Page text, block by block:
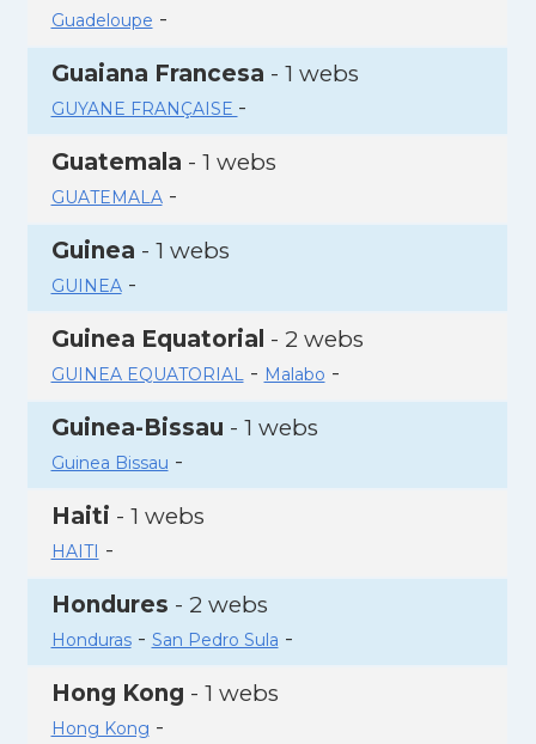
Guadeloupe -
Guaiana Francesa - 1 webs
GUYANE FRANÇAISE -
Guatemala - 1 webs
GUATEMALA-
Guinea - 1 webs
GUINEA-
Guinea Equatorial - 2 webs
GUINEA EQUATORIAL- Malabo -
Guinea-Bissau - 1 webs
Guinea Bissau -
Haiti - 1 webs
HAITI -
Hondures - 2 webs
Honduras- San Pedro Sula -
Hong Kong - 1 webs
Hong Kong -